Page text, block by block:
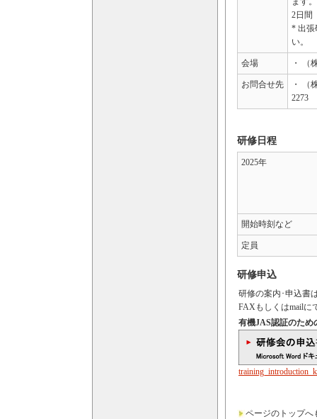
2日間
* 出張
い。
会場 ・ （
お問合せ先
・ （
2273
研修日程
2025年
開始時刻など
定員
研修申込
研修の案内･申込書
FAXもしくはmailに
有機JAS認証のた
ページのトップへ